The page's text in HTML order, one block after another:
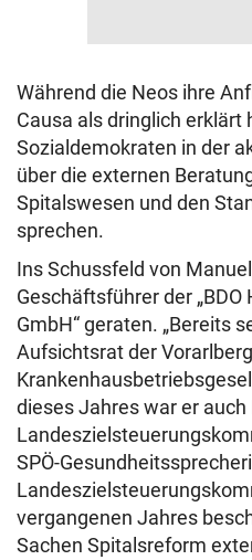
Während die Neos ihre
Causa als dringlich erklärt
Sozialdemokraten in der
über die externen
Spitalswesen und den
sprechen.
Ins Schussfeld von
Geschäftsführer der
GmbH“ geraten. „Bereits
Aufsichtsrat der
dieses Jahres war er
SPÖ-
vergangenen Jahres
Sachen Spitalsreform